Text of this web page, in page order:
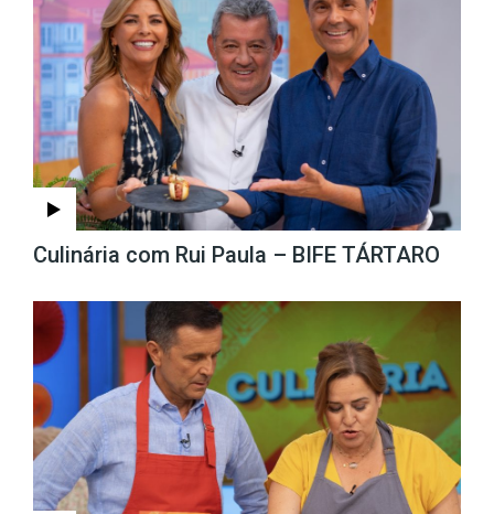
Culinária com Rui Paula – BIFE TÁRTARO